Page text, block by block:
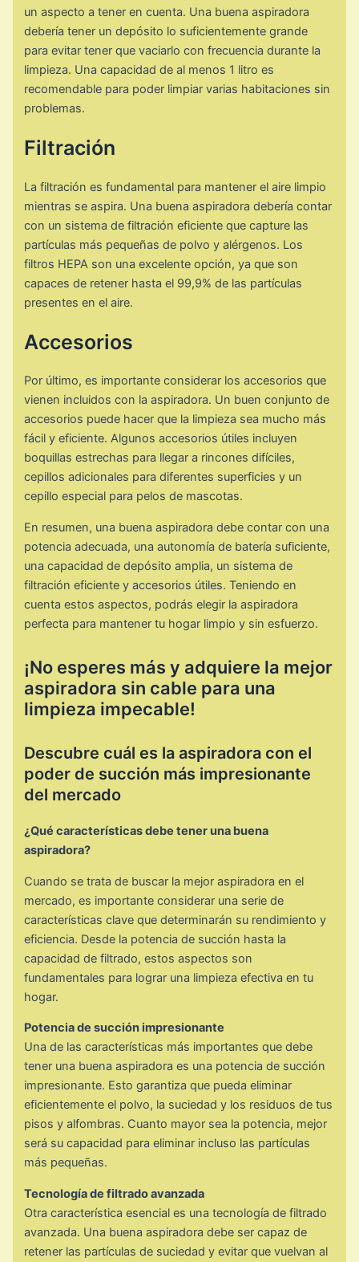
un aspecto a tener en cuenta. Una buena aspiradora
debería tener un depósito lo suficientemente grande
para evitar tener que vaciarlo con frecuencia durante la
limpieza. Una capacidad de al menos 1 litro es
recomendable para poder limpiar varias habitaciones sin
problemas.
Filtración
La filtración es fundamental para mantener el aire limpio
mientras se aspira. Una buena aspiradora debería contar
con un sistema de filtración eficiente que capture las
partículas más pequeñas de polvo y alérgenos. Los
filtros HEPA son una excelente opción, ya que son
capaces de retener hasta el 99,9% de las partículas
presentes en el aire.
Accesorios
Por último, es importante considerar los accesorios que
vienen incluidos con la aspiradora. Un buen conjunto de
accesorios puede hacer que la limpieza sea mucho más
fácil y eficiente. Algunos accesorios útiles incluyen
boquillas estrechas para llegar a rincones difíciles,
cepillos adicionales para diferentes superficies y un
cepillo especial para pelos de mascotas.
En resumen, una buena aspiradora debe contar con una
potencia adecuada, una autonomía de batería suficiente,
una capacidad de depósito amplia, un sistema de
filtración eficiente y accesorios útiles. Teniendo en
cuenta estos aspectos, podrás elegir la aspiradora
perfecta para mantener tu hogar limpio y sin esfuerzo.
¡No esperes más y adquiere la mejor
aspiradora sin cable para una
limpieza impecable!
Descubre cuál es la aspiradora con el
poder de succión más impresionante
del mercado
¿Qué características debe tener una buena
aspiradora?
Cuando se trata de buscar la mejor aspiradora en el
mercado, es importante considerar una serie de
características clave que determinarán su rendimiento y
eficiencia. Desde la potencia de succión hasta la
capacidad de filtrado, estos aspectos son
fundamentales para lograr una limpieza efectiva en tu
hogar.
Potencia de succión impresionante
Una de las características más importantes que debe
tener una buena aspiradora es una potencia de succión
impresionante. Esto garantiza que pueda eliminar
eficientemente el polvo, la suciedad y los residuos de tus
pisos y alfombras. Cuanto mayor sea la potencia, mejor
será su capacidad para eliminar incluso las partículas
más pequeñas.
Tecnología de filtrado avanzada
Otra característica esencial es una tecnología de filtrado
avanzada. Una buena aspiradora debe ser capaz de
retener las partículas de suciedad y evitar que vuelvan al